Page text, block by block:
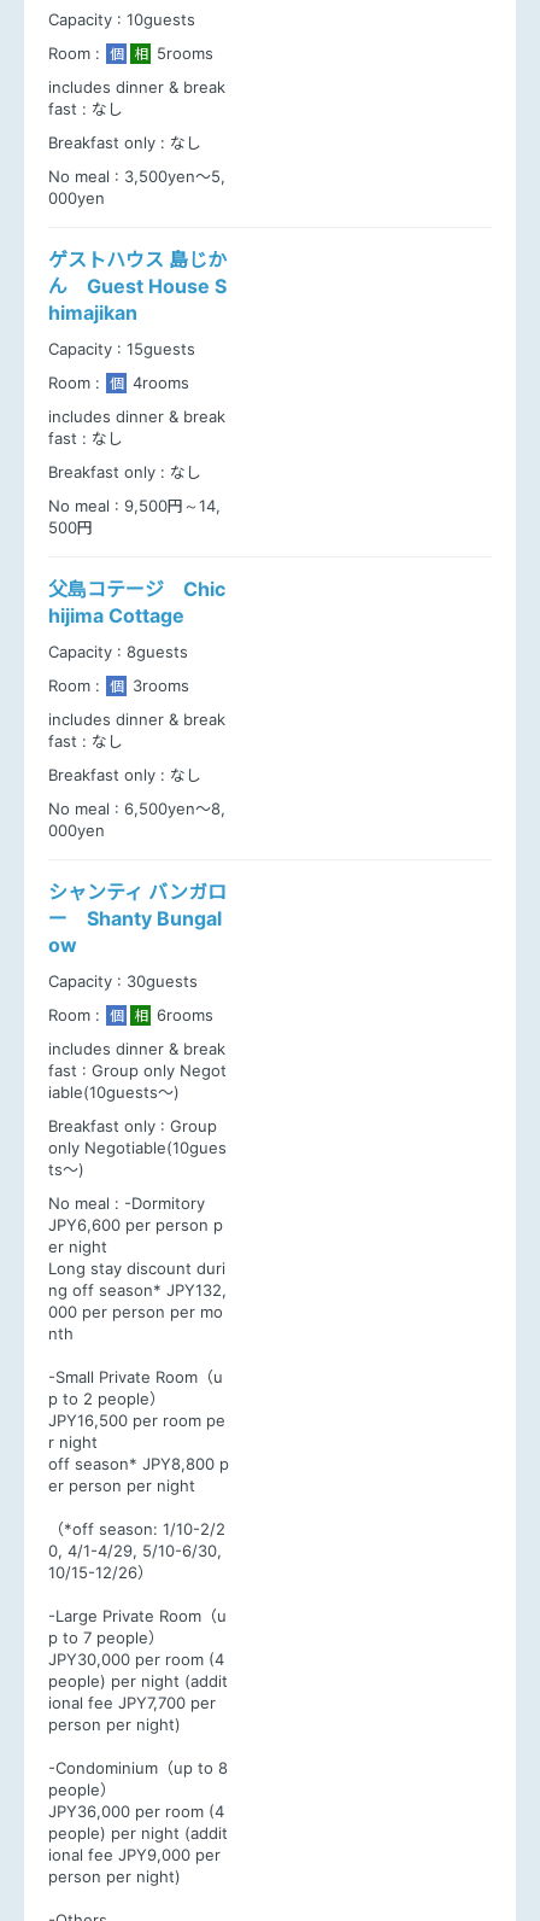
Capacity : 10guests
Room : 個 相 5rooms
includes dinner & break
fast : なし
Breakfast only : なし
No meal : 3,500yen～5,
000yen
ゲストハウス 島じか
ん Guest House S
himajikan
Capacity : 15guests
Room : 個 4rooms
includes dinner & break
fast : なし
Breakfast only : なし
No meal : 9,500円～14,
500円
父島コテージ Chic
hijima Cottage
Capacity : 8guests
Room : 個 3rooms
includes dinner & break
fast : なし
Breakfast only : なし
No meal : 6,500yen～8,
000yen
シャンティ バンガロ
ー Shanty Bungal
ow
Capacity : 30guests
Room : 個 相 6rooms
includes dinner & break
fast : Group only Negot
iable(10guests～)
Breakfast only : Group
only Negotiable(10gues
ts～)
No meal : -Dormitory
JPY6,600 per person p
er night
Long stay discount duri
ng off season* JPY132,
000 per person per mo
nth
-Small Private Room（u
p to 2 people）
JPY16,500 per room pe
r night
off season* JPY8,800 p
er person per night
（*off season: 1/10-2/2
0, 4/1-4/29, 5/10-6/30,
10/15-12/26）
-Large Private Room（u
p to 7 people）
JPY30,000 per room (4
people) per night (addit
ional fee JPY7,700 per
person per night)
-Condominium（up to 8
people）
JPY36,000 per room (4
people) per night (addit
ional fee JPY9,000 per
person per night)